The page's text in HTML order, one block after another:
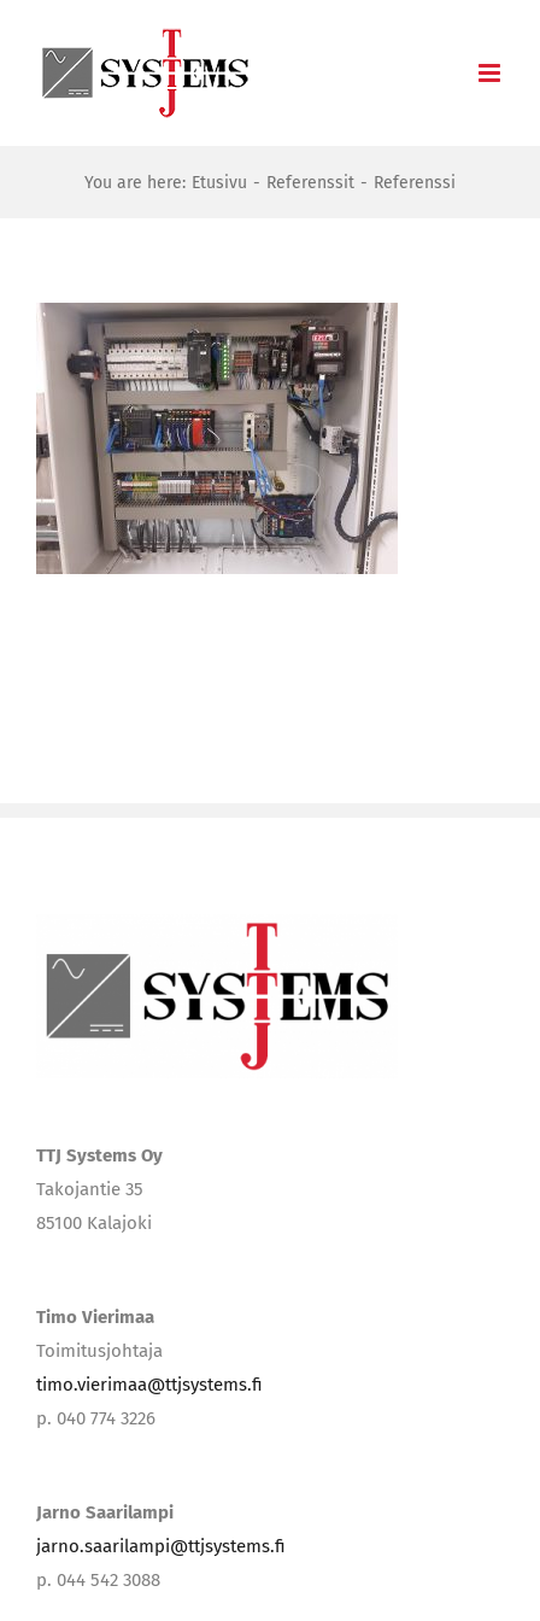
content
You are here: Etusivu Referenssit Referenssi
TTJ Systems Oy
Takojantie 35
85100 Kalajoki
Timo Vierimaa
Toimitusjohtaja
timo.vierimaa@ttjsystems.fi
p. 040 774 3226
Jarno Saarilampi
jarno.saarilampi@ttjsystems.fi
p. 044 542 3088